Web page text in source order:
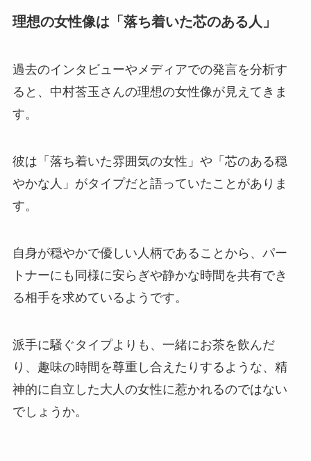
理想の女性像は「落ち着いた芯のある人」
過去のインタビューやメディアでの発言を分析す
ると、中村莟玉さんの理想の女性像が見えてきま
す。
彼は「落ち着いた雰囲気の女性」や「芯のある穏
やかな人」がタイプだと語っていたことがありま
す。
自身が穏やかで優しい人柄であることから、パー
トナーにも同様に安らぎや静かな時間を共有でき
る相手を求めているようです。
派手に騒ぐタイプよりも、一緒にお茶を飲んだ
り、趣味の時間を尊重し合えたりするような、精
神的に自立した大人の女性に惹かれるのではない
でしょうか。